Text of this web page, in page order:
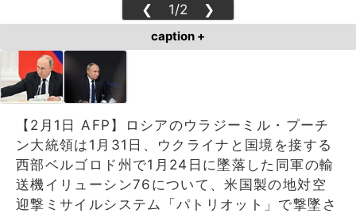
❮ 1/2 ❯
caption +
【2月1日 AFP】ロシアのウラジーミル・プーチ
ン大統領は1月31日、ウクライナと国境を接する
西部ベルゴロド州で1月24日に墜落した同軍の輸
送機イリューシン76について、米国製の地対空
迎撃ミサイルシステム「パトリオット」で撃墜さ